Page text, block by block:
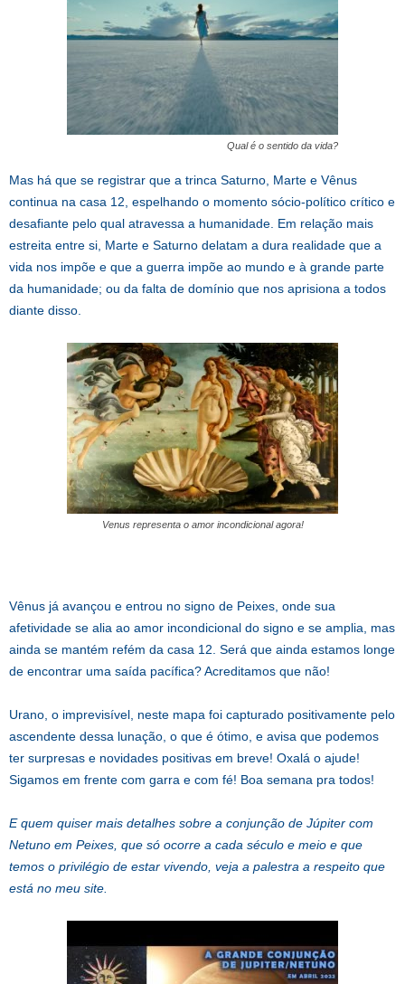
Qual é o sentido da vida?
Mas há que se registrar que a trinca Saturno, Marte e Vênus
continua na casa 12, espelhando o momento sócio-político crítico e
desafiante pelo qual atravessa a humanidade. Em relação mais
estreita entre si, Marte e Saturno delatam a dura realidade que a
vida nos impõe e que a guerra impõe ao mundo e à grande parte
da humanidade; ou da falta de domínio que nos aprisiona a todos
diante disso.
Venus representa o amor incondicional agora!
Vênus já avançou e entrou no signo de Peixes, onde sua
afetividade se alia ao amor incondicional do signo e se amplia, mas
ainda se mantém refém da casa 12. Será que ainda estamos longe
de encontrar uma saída pacífica? Acreditamos que não!
Urano, o imprevisível, neste mapa foi capturado positivamente pelo
ascendente dessa lunação, o que é ótimo, e avisa que podemos
ter surpresas e novidades positivas em breve! Oxalá o ajude!
Sigamos em frente com garra e com fé! Boa semana pra todos!
E quem quiser mais detalhes sobre a conjunção de Júpiter com
Netuno em Peixes, que só ocorre a cada século e meio e que
temos o privilégio de estar vivendo, veja a palestra a respeito que
está no meu site.